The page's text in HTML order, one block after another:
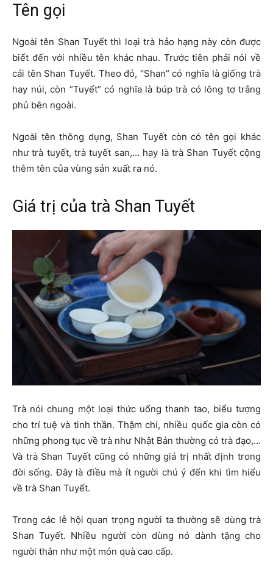
Tên gọi
Ngoài tên Shan Tuyết thì loại trà hảo hạng này còn được
biết đến với nhiều tên khác nhau. Trước tiên phải nói về
cái tên Shan Tuyết. Theo đó, “Shan” có nghĩa là giống trà
hay núi, còn “Tuyết” có nghĩa là búp trà có lông tơ trắng
phủ bên ngoài.
Ngoài tên thông dụng, Shan Tuyết còn có tên gọi khác
như trà tuyết, trà tuyết san,… hay là trà Shan Tuyết cộng
thêm tên của vùng sản xuất ra nó.
Giá trị của trà Shan Tuyết
Trà nói chung một loại thức uống thanh tao, biểu tượng
cho trí tuệ và tinh thần. Thậm chí, nhiều quốc gia còn có
những phong tục về trà như Nhật Bản thường có trà đạo,…
Và trà Shan Tuyết cũng có những giá trị nhất định trong
đời sống. Đây là điều mà ít người chú ý đến khi tìm hiểu
về trà Shan Tuyết.
Trong các lễ hội quan trọng người ta thường sẽ dùng trà
Shan Tuyết. Nhiều người còn dùng nó dành tặng cho
người thân như một món quà cao cấp.